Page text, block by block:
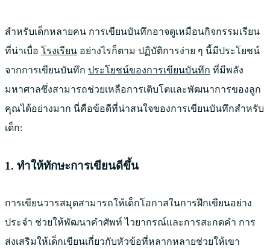
สำหรับเด็กหลายคน การเขียนบันทึกอาจดูเหมือนกิจกรรมเรียน
ที่น่าเบื่อ โรงเรียน อย่างไรก็ตาม ปฏิบัติการง่าย ๆ นี้มีประโยชน์
จากการเขียนบันทึก ประโยชน์ของการเขียนบันทึก ที่มีพลัง
มหาศาลซึ่งสามารถช่วยเหลือการเติบโตและพัฒนาการของลูก
คุณได้อย่างมาก นี่คือข้อดีที่น่าสนใจของการเขียนบันทึกสำหรับ
เด็ก:
1. ทำให้ทักษะการเขียนดีขึ้น
การเขียนวารสมุดสามารถให้เด็กโอกาสในการฝึกเขียนอย่าง
ประจำ ช่วยให้พัฒนาคำศัพท์ ไวยากรณ์และการสะกดคำ การ
ส่งเสริมให้เด็กเขียนเกี่ยวกับหัวข้อที่หลากหลายช่วยให้เขา